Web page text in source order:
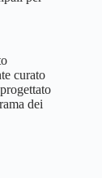
curato
dei